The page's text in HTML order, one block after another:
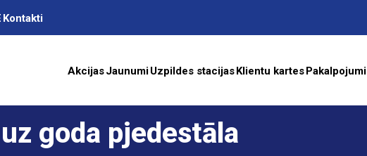
Kontakti
AkcijasJaunumiUzpildes stacijasKlientu kartesPakalpojumi
goda pjedestāla